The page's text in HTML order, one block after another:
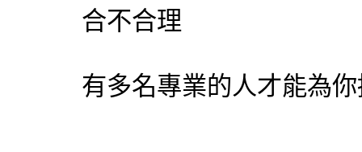
合不合理
有多名專業的人才能為